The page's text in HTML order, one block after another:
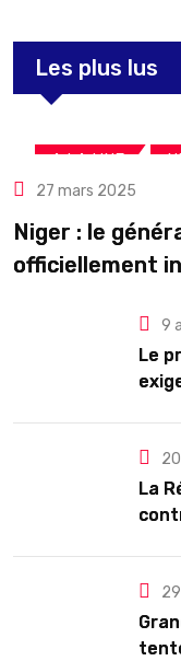
Les plus lus
A LA UNE
27 mars 2025
Niger : le
officiellement
9
Le
La